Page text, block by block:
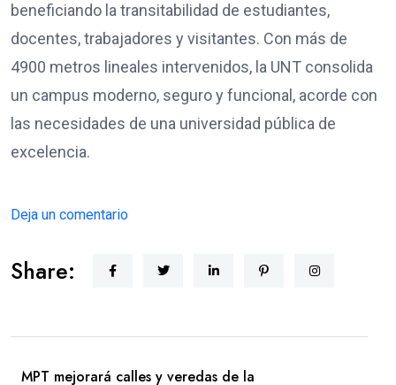
beneficiando la transitabilidad de estudiantes,
docentes, trabajadores y visitantes. Con más de
4900 metros lineales intervenidos, la UNT consolida
un campus moderno, seguro y funcional, acorde con
las necesidades de una universidad pública de
excelencia.
Deja un comentario
Share:
MPT mejorará calles y veredas de la